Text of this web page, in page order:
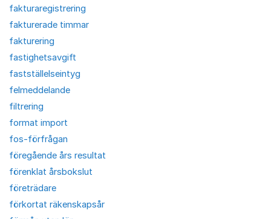
fakturaregistrering
fakturerade timmar
fakturering
fastighetsavgift
fastställelseintyg
felmeddelande
filtrering
format import
fos-förfrågan
föregående års resultat
förenklat årsbokslut
företrädare
förkortat räkenskapsår